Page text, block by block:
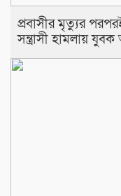
প্রবাসীর মৃত্যুর
সন্ত্রাসী হামলায়